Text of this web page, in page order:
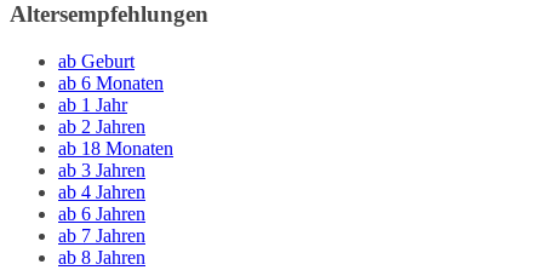
Altersempfehlungen
ab Geburt
ab 6 Monaten
ab 1 Jahr
ab 2 Jahren
ab 18 Monaten
ab 3 Jahren
ab 4 Jahren
ab 6 Jahren
ab 7 Jahren
ab 8 Jahren